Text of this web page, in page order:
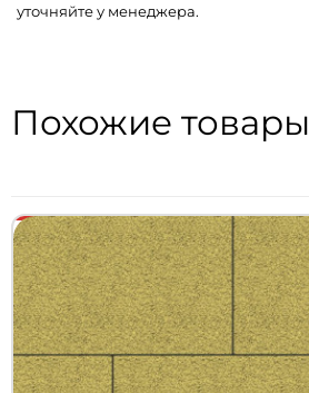
уточняйте у менеджера.
Похожие товары